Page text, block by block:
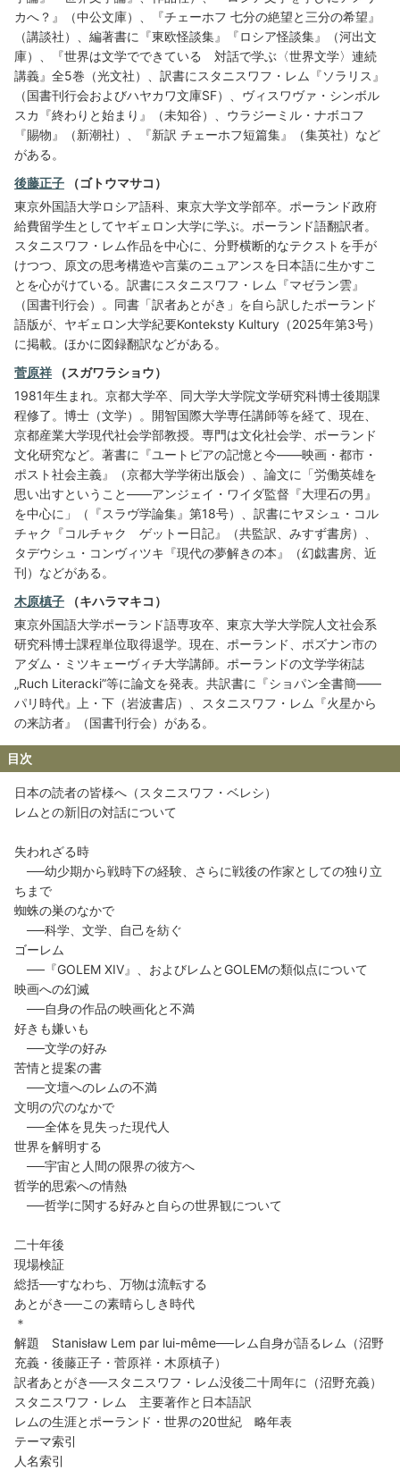
カへ？』（中公文庫）、『チェーホフ 七分の絶望と三分の希望』
（講談社）、編著書に『東欧怪談集』『ロシア怪談集』（河出文
庫）、『世界は文学でできている 対話で学ぶ〈世界文学〉連続
講義』全5巻（光文社）、訳書にスタニスワフ・レム『ソラリス』
（国書刊行会およびハヤカワ文庫SF）、ヴィスワヴァ・シンボル
スカ『終わりと始まり』（未知谷）、ウラジーミル・ナボコフ
『賜物』（新潮社）、『新訳 チェーホフ短篇集』（集英社）など
がある。
後藤正子 （ゴトウマサコ）
東京外国語大学ロシア語科、東京大学文学部卒。ポーランド政府
給費留学生としてヤギェロン大学に学ぶ。ポーランド語翻訳者。
スタニスワフ・レム作品を中心に、分野横断的なテクストを手が
けつつ、原文の思考構造や言葉のニュアンスを日本語に生かすこ
とを心がけている。訳書にスタニスワフ・レム『マゼラン雲』
（国書刊行会）。同書「訳者あとがき」を自ら訳したポーランド
語版が、ヤギェロン大学紀要Konteksty Kultury（2025年第3号）
に掲載。ほかに図録翻訳などがある。
菅原祥 （スガワラショウ）
1981年生まれ。京都大学卒、同大学大学院文学研究科博士後期課
程修了。博士（文学）。開智国際大学専任講師等を経て、現在、
京都産業大学現代社会学部教授。専門は文化社会学、ポーランド
文化研究など。著書に『ユートピアの記憶と今――映画・都市・
ポスト社会主義』（京都大学学術出版会）、論文に「労働英雄を
思い出すということ――アンジェイ・ワイダ監督『大理石の男』
を中心に」（『スラヴ学論集』第18号）、訳書にヤヌシュ・コル
チャク『コルチャク ゲットー日記』（共監訳、みすず書房）、
タデウシュ・コンヴィツキ『現代の夢解きの本』（幻戯書房、近
刊）などがある。
木原槙子 （キハラマキコ）
東京外国語大学ポーランド語専攻卒、東京大学大学院人文社会系
研究科博士課程単位取得退学。現在、ポーランド、ポズナン市の
アダム・ミツキェーヴィチ大学講師。ポーランドの文学学術誌
„Ruch Literacki”等に論文を発表。共訳書に『ショパン全書簡――
パリ時代』上・下（岩波書店）、スタニスワフ・レム『火星から
の来訪者』（国書刊行会）がある。
目次
日本の読者の皆様へ（スタニスワフ・ベレシ）
レムとの新旧の対話について
失われざる時
──幼少期から戦時下の経験、さらに戦後の作家としての独り立
ちまで
蜘蛛の巣のなかで
──科学、文学、自己を紡ぐ
ゴーレム
──『GOLEM XIV』、およびレムとGOLEMの類似点について
映画への幻滅
──自身の作品の映画化と不満
好きも嫌いも
──文学の好み
苦情と提案の書
──文壇へのレムの不満
文明の穴のなかで
──全体を見失った現代人
世界を解明する
──宇宙と人間の限界の彼方へ
哲学的思索への情熱
──哲学に関する好みと自らの世界観について
二十年後
現場検証
総括──すなわち、万物は流転する
あとがき──この素晴らしき時代
＊
解題 Stanisław Lem par lui-même──レム自身が語るレム（沼野
充義・後藤正子・菅原祥・木原槙子）
訳者あとがき──スタニスワフ・レム没後二十周年に（沼野充義）
スタニスワフ・レム 主要著作と日本語訳
レムの生涯とポーランド・世界の20世紀 略年表
テーマ索引
人名索引